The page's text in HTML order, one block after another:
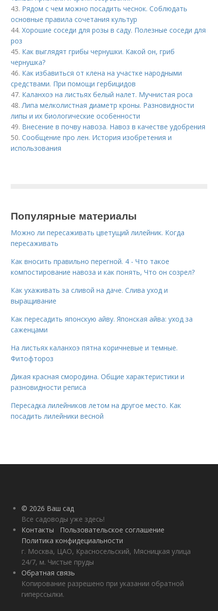
43. Рядом с чем можно посадить чеснок. Соблюдать
основные правила сочетания культур
44.Хорошие соседи для розы в саду. Полезные соседи для
роз
45. Как выглядят грибы чернушки. Какой он, гриб
чернушка?
46. Как избавиться от клена на участке народными
средствами. При помощи гербицидов
47. Каланхоэ на листьях белый налет. Мучнистая роса
48.Липа мелколистная диаметр кроны. Разновидности
липы и их биологические особенности
49. Внесение в почву навоза. Навоз в качестве удобрения
50.Сообщение про лен. История изобретения и
использования
Популярные материалы
Можно ли пересаживать цветущий лилейник. Когда
пересаживать
Как вносить правильно перегной. 4 - Что такое
компостирование навоза и как понять, Что он созрел?
Как ухаживать за сливой на даче. Слива уход и
выращивание
Как пересадить японскую айву. Японская айва: уход за
саженцами
На листьях каланхоэ пятна коричневые и темные.
Фитофтороз
Дикая красная смородина. Общие характеристики и
разновидности реписа
Пересадка лилейников летом на другое место. Как
посадить лилейники весной
© 2026 Ваш сад
Все садоводы уже здесь!
Контакты
Пользовательское соглашение
Политика конфидециальности
г. Москва, ЦАО, Красносельский, Мясницкая улица
24/7, м. Чистые пруды
Обратная связь
Копирование разрешено при указании обратной
гиперссылки.